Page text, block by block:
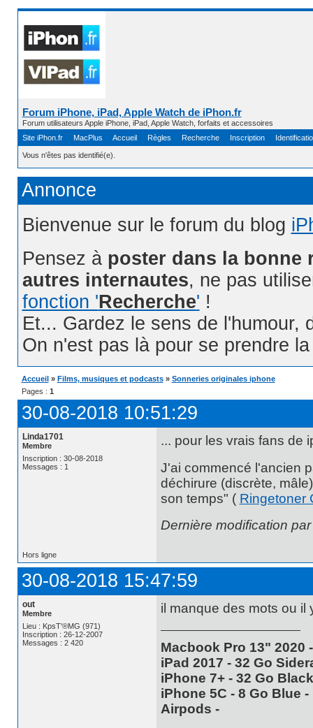
Forum iPhone, iPad, Apple Watch de iPhon.fr
Forum utilisateurs Apple iPhone, iPad, Apple Watch, forfaits et accessoires
Site iPhon.fr
MacPlus Accueil Règles Recherche Inscription
Vous n'êtes pas identifié(e).
Annonce
Bienvenue sur le forum du blog
Pensez à poster dans la bonne
autres internautes, ne pas
fonction 'Recherche' !
Et... Gardez le sens de l'humour,
On n'est pas là pour se prendre
Accueil » Films, musiques et podcasts » Sonneries originales iphone
Pages : 1
30-08-2018 10:51:29
Linda1701
Membre
Inscription : 30-08-2018
Messages : 1
... pour les vrais fans de
J'ai commencé l'ancien
déchirure (discrète,
son temps" ( Ringetoner
Dernière modification
Hors ligne
30-08-2018 15:47:59
out
Membre
Lieu : KpsT'®MG (971)
Inscription : 26-12-2007
Messages : 2 420
il manque des mots ou il
Macbook Pro 13" 2020
iPad 2017 - 32 Go
iPhone 7+ - 32 Go
iPhone 5C - 8 Go Blue -
Airpods -